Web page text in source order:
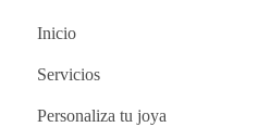
Inicio
Servicios
Personaliza tu joya